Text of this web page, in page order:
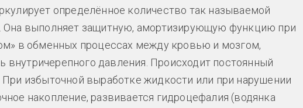
определённое количество так называемой
Она выполняет защитную, амортизирующую функцию при
в обменных процессах между кровью и мозгом,
давления. Происходит постоянный
избыточной выработке жидкости или при нарушении
накопление, развивается гидроцефалия (водянка